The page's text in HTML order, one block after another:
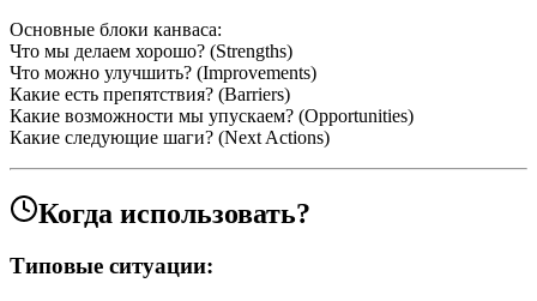
Основные блоки канваса:
Что мы делаем хорошо? (Strengths)
Что можно улучшить? (Improvements)
Какие есть препятствия? (Barriers)
Какие возможности мы упускаем? (Opportunities)
Какие следующие шаги? (Next Actions)
Когда использовать?
Типовые ситуации: